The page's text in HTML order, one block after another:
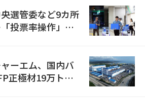
選管委など9カ所
投票率操作」の
ーエム、国内バ
正極材19万トン